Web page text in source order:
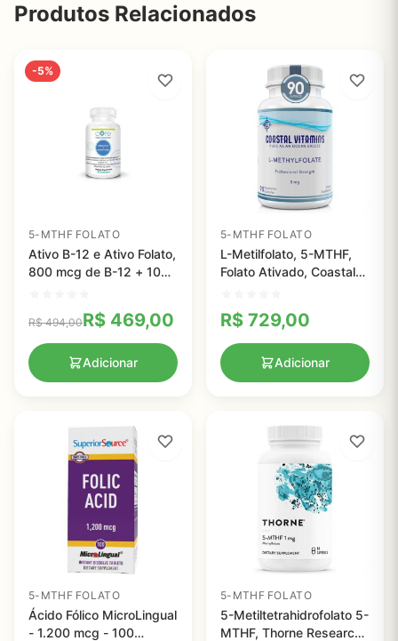
Produtos Relacionados
-5%
5-MTHF FOLATO
Ativo B-12 e Ativo Folato,
800 mcg de B-12 + 1000
R$494,00R$ 469,00
Adicionar
5-MTHF FOLATO
L-Metilfolato, 5-MTHF,
Folato Ativado, Coastal
R$ 729,00
Adicionar
5-MTHF FOLATO
Ácido Fólico MicroLingual
- 1.200 mcg - 100
5-MTHF FOLATO
5-Metiltetrahidrofolato 5-
MTHF, Thorne Research,